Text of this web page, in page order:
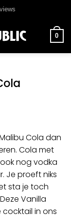
0
Cola dan
Cola met
nog vodka
Je proeft niks
sta je toch
Vanilla
cocktail in ons